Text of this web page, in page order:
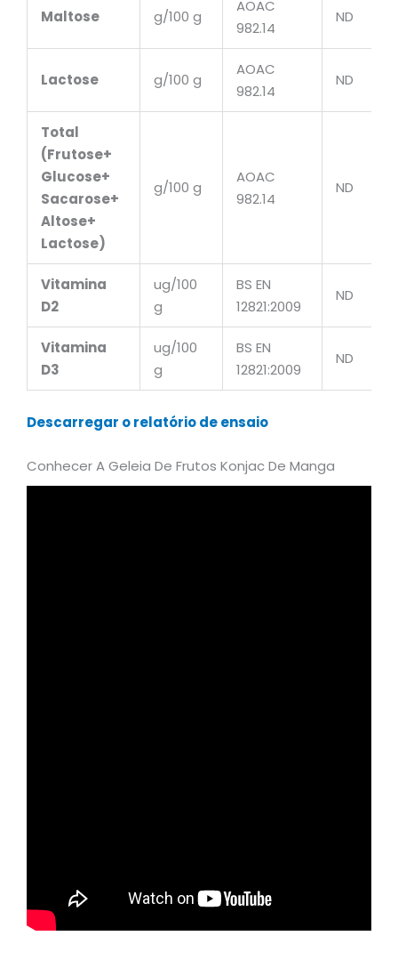
Maltose g/100 g
AOAC
982.14
ND
Lactose g/100 g
AOAC
982.14
ND
Total
(Frutose+
Glucose+
Sacarose+
Altose+
Lactose)
g/100 g
AOAC
982.14
ND
Vitamina
D2
ug/100
g
BS EN
12821:2009
ND
Vitamina
D3
ug/100
g
BS EN
12821:2009
ND
Descarregar o relatório de ensaio
Conhecer A Geleia De Frutos Konjac De Manga